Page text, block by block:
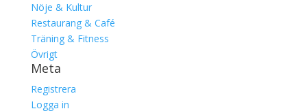
Nöje & Kultur
Restaurang & Café
Träning & Fitness
Övrigt
Meta
Registrera
Logga in